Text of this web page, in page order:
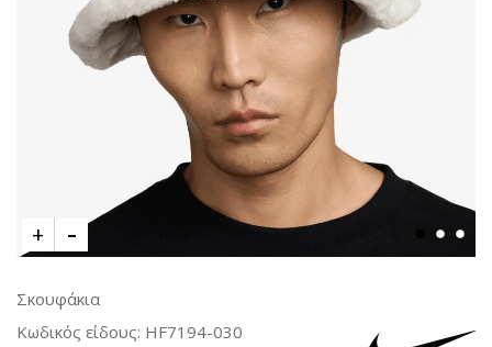
Σκουφάκια
Κωδικός είδους: HF7194-030